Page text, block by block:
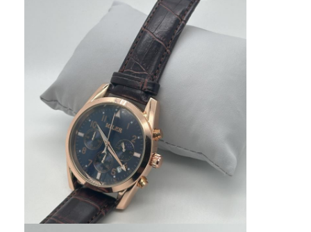
Orologio di luce al quarzo
Orologio digitale sportivo
Un orologio per coppia elegante
Orologio per bambini
Ricambi per orologi
Ricambi per cinture da orologio